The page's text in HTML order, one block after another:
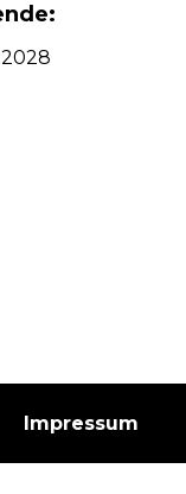
Impressum